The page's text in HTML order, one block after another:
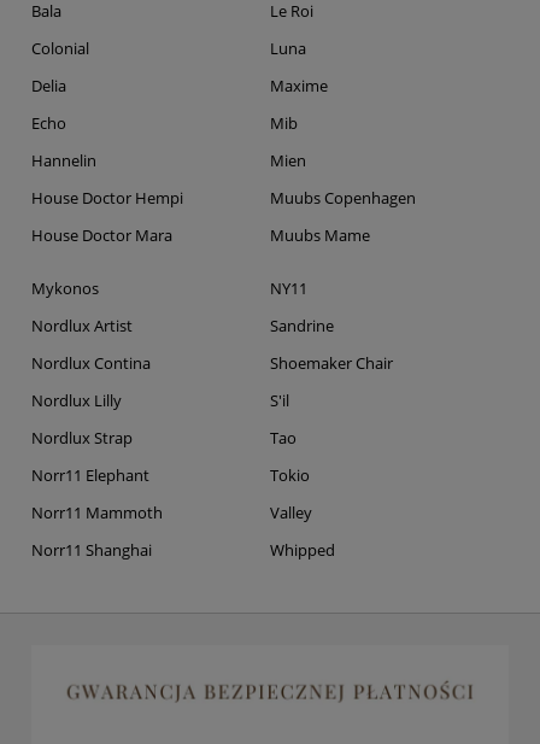
Bala
Colonial
Delia
Echo
Hannelin
House Doctor Hempi
House Doctor Mara
Le Roi
Luna
Maxime
Mib
Mien
Muubs Copenhagen
Muubs Mame
Mykonos
Nordlux Artist
Nordlux Contina
Nordlux Lilly
Nordlux Strap
Norr11 Elephant
Norr11 Mammoth
Norr11 Shanghai
NY11
Sandrine
Shoemaker Chair
S'il
Tao
Tokio
Valley
Whipped